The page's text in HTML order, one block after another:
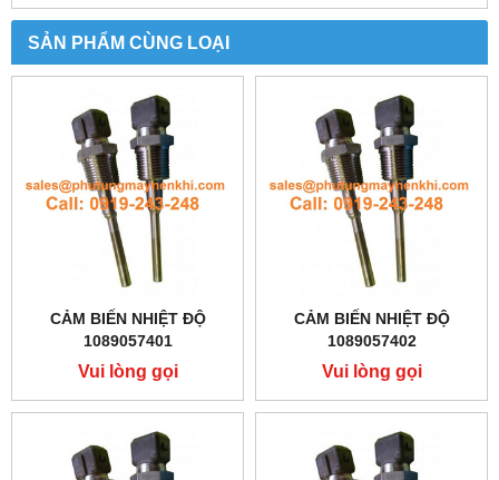
SẢN PHẨM CÙNG LOẠI
CẢM BIẾN NHIỆT ĐỘ
1089057401
Vui lòng gọi
CẢM BIẾN NHIỆT ĐỘ
1089057402
Vui lòng gọi